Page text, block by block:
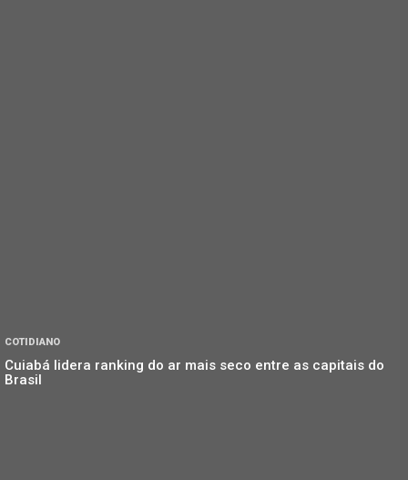
COTIDIANO
Cuiabá lidera ranking do ar mais seco entre as capitais do
Brasil